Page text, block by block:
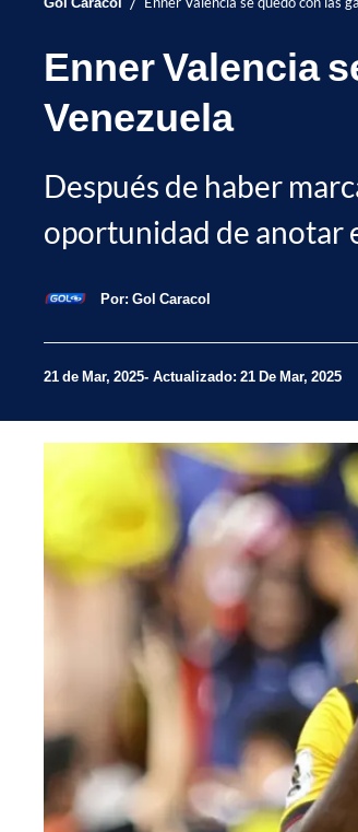
Enner Valencia
Venezuela
Después de haber
oportunidad de anotar
Por: Gol Caracol
21 de Mar, 2025 Actualizado: 21 De Mar, 2025